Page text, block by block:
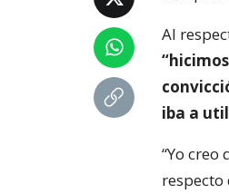
Al
iba a
“Yo
respecto